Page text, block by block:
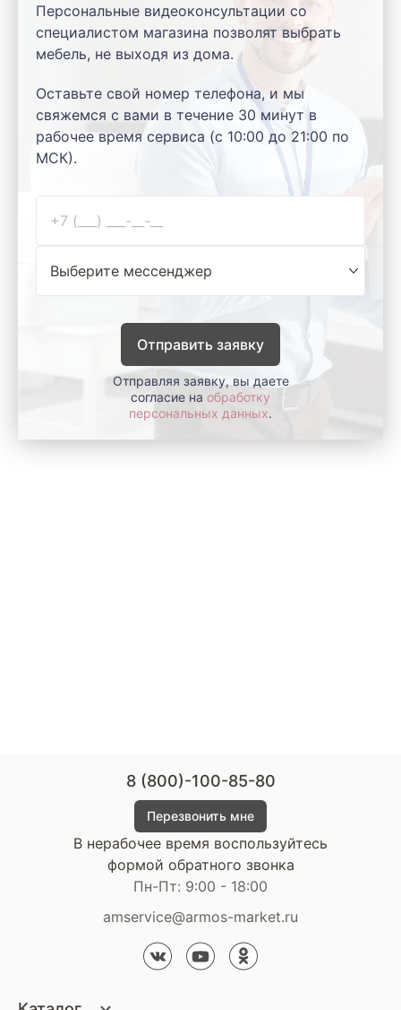
Персональные видеоконсультации со
специалистом магазина позволят выбрать
мебель, не выходя из дома.
Оставьте свой номер телефона, и мы
свяжемся с вами в течение 30 минут в
рабочее время сервиса (с 10:00 до 21:00 по
МСК).
Отправить заявку
Отправляя заявку, вы даете
согласие на обработку
персональных данных.
8 (800)-100-85-80
Перезвонить мне
В нерабочее время воспользуйтесь
формой обратного звонка
Пн-Пт: 9:00 - 18:00
amservice@armos-market.ru